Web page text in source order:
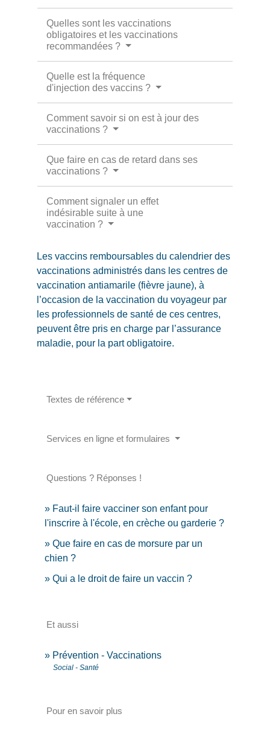
Quelles sont les vaccinations
obligatoires et les vaccinations
recommandées ?
Quelle est la fréquence
d'injection des vaccins ?
Comment savoir si on est à jour des
vaccinations ?
Que faire en cas de retard dans ses
vaccinations ?
Comment signaler un effet
indésirable suite à une
vaccination ?
Les vaccins remboursables du calendrier des
vaccinations administrés dans les centres de
vaccination antiamarile (fièvre jaune), à
l’occasion de la vaccination du voyageur par
les professionnels de santé de ces centres,
peuvent être pris en charge par l’assurance
maladie, pour la part obligatoire.
Textes de référence
Services en ligne et formulaires
Questions ? Réponses !
Faut-il faire vacciner son enfant pour
l'inscrire à l'école, en crèche ou garderie ?
Que faire en cas de morsure par un
chien ?
Qui a le droit de faire un vaccin ?
Et aussi
Prévention - Vaccinations
Social - Santé
Pour en savoir plus